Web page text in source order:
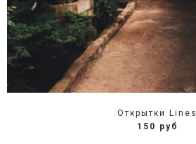
Открытки Lines
150 руб